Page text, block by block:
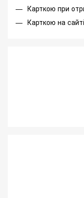
Карткою при
Карткою на сайті